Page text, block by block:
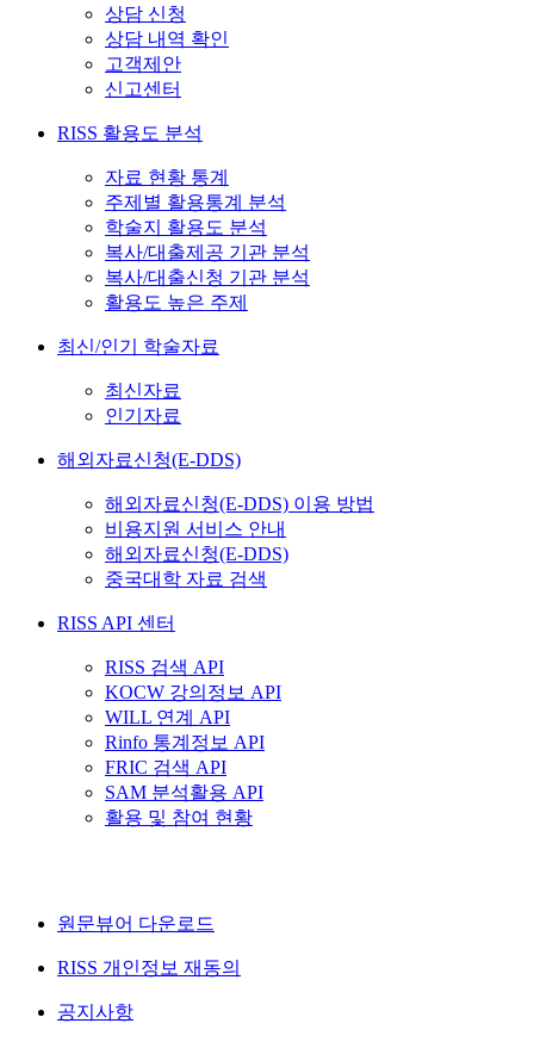
상담 신청
상담 내역 확인
고객제안
신고센터
RISS 활용도 분석
자료 현황 통계
주제별 활용통계 분석
학술지 활용도 분석
복사/대출제공 기관 분석
복사/대출신청 기관 분석
활용도 높은 주제
최신/인기 학술자료
최신자료
인기자료
해외자료신청(E-DDS)
해외자료신청(E-DDS) 이용 방법
비용지원 서비스 안내
해외자료신청(E-DDS)
중국대학 자료 검색
RISS API 센터
RISS 검색 API
KOCW 강의정보 API
WILL 연계 API
Rinfo 통계정보 API
FRIC 검색 API
SAM 분석활용 API
활용 및 참여 현황
원문뷰어 다운로드
RISS 개인정보 재동의
공지사항